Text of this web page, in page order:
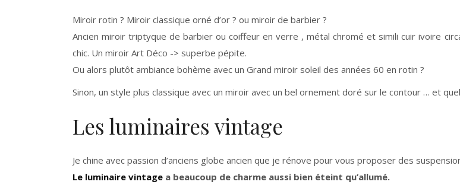
Miroir rotin ? Miroir classique orné d’or ? ou miroir de barbier ?
Ancien miroir triptyque de barbier ou coiffeur en verre , métal chromé et simili cuir ivoire
chic. Un miroir Art Déco -> superbe pépite.
Ou alors plutôt ambiance bohème avec un Grand miroir soleil des années 60 en rotin ?
Sinon, un style plus classique avec un miroir avec un bel ornement doré sur le contour … et
Les luminaires vintage
Je chine avec passion d’anciens globe ancien que je rénove pour vous proposer des
Le luminaire vintage a beaucoup de charme aussi bien éteint qu’allumé.